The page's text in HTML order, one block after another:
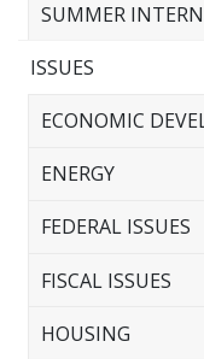
SUMMER
ISSUES
ECONOMIC
ENERGY
FEDERAL ISSUES
FISCAL ISSUES
HOUSING